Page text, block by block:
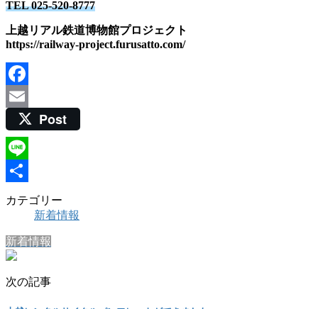
TEL 025-520-8777
上越リアル鉄道博物館プロジェクト
https://railway-project.furusatto.com/
Facebook
Email
Post
Line
共
カテゴリー
新着情報
新着情報
次の記事